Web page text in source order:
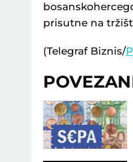
prisutne na
(Telegraf Biznis/